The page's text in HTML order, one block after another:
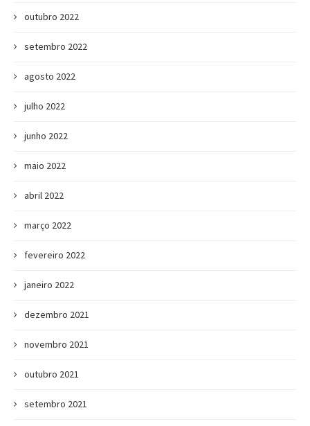
outubro 2022
setembro 2022
agosto 2022
julho 2022
junho 2022
maio 2022
abril 2022
março 2022
fevereiro 2022
janeiro 2022
dezembro 2021
novembro 2021
outubro 2021
setembro 2021